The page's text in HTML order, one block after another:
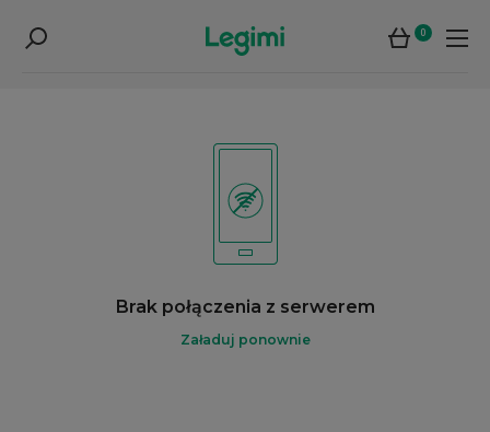
0
Brak połączenia z serwerem
Załaduj ponownie